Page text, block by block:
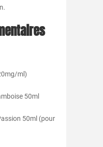
ml)
50ml
50ml (pour